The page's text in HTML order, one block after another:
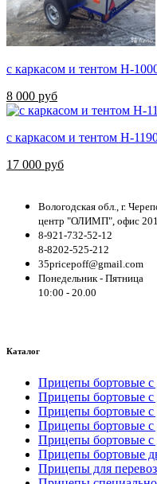
с каркасом и тентом Н-
8 000 руб
с каркасом и тентом Н-
17 000 руб
Вологодская обл., г.
центр "ОЛИМП", офис 201
8-921-732-52-12
8-8202-525-212
35pricepoff@gmail.com
Понедельник - Пятница
10:00 - 20.00
Каталог
Прицепы бортовые с
Прицепы бортовые с
Прицепы бортовые с
Прицепы бортовые с
Прицепы бортовые с
Прицепы бортовые
Прицепы для